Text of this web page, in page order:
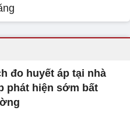
đo huyết áp tại nhà
phát hiện sớm bất